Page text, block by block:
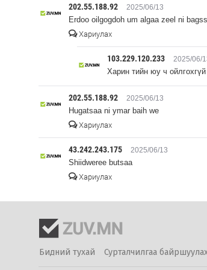
202.55.188.92 2025/06/13
Erdoo oilgogdoh um algaa zeel ni
Хариулах
103.229.120.233 2025/06/
Харин тийн юу ч
202.55.188.92 2025/06/13
Hugatsaa ni ymar baih we
Хариулах
43.242.243.175 2025/06/13
Shiidweree butsaa
Хариулах
Бидний тухай Сурталчилгаа